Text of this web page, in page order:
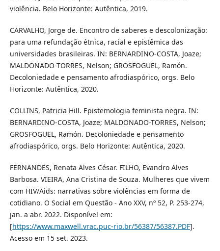
violência. Belo Horizonte: Autêntica, 2019.
CARVALHO, Jorge de. Encontro de saberes e descolonização:
para uma refundação étnica, racial e epistêmica das
universidades brasileiras. IN: BERNARDINO-COSTA, Joaze;
MALDONADO-TORRES, Nelson; GROSFOGUEL, Ramón.
Decoloniedade e pensamento afrodiaspórico, orgs. Belo
Horizonte: Autêntica, 2020.
COLLINS, Patricia Hill. Epistemologia feminista negra. IN:
BERNARDINO-COSTA, Joaze; MALDONADO-TORRES, Nelson;
GROSFOGUEL, Ramón. Decoloniedade e pensamento
afrodiaspórico, orgs. Belo Horizonte: Autêntica, 2020.
FERNANDES, Renata Alves César. FILHO, Evandro Alves
Barbosa. VIEIRA, Ana Cristina de Souza. Mulheres que vivem
com HIV/Aids: narrativas sobre violências em forma de
cotidiano. O Social em Questão - Ano XXV, nº 52, P. 253-274,
jan. a abr. 2022. Disponível em:
[https://www.maxwell.vrac.puc-rio.br/56387/56387.PDF].
Acesso em 15 set. 2023.